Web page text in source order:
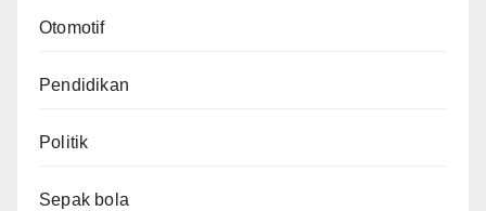
Otomotif
Pendidikan
Politik
Sepak bola